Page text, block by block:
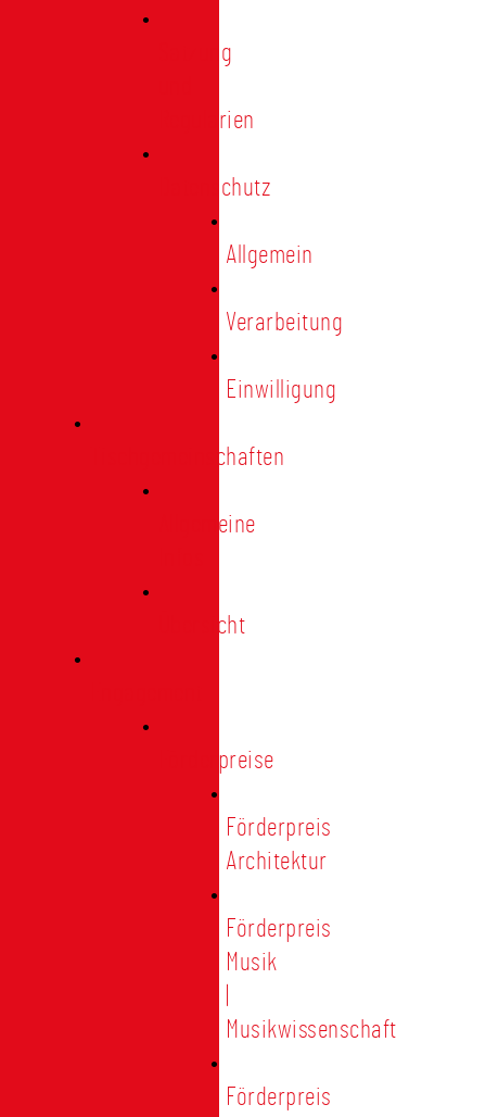
Satzung
Regularien
Datenschutz
Allgemein
Verarbeitung
Einwilligung
Tischgemeinschaften
Allgemeine
Übersicht
Förderpreise
Förderpreis
Architektur
Förderpreis
Musik
Musikwissenschaft
Förderpreis